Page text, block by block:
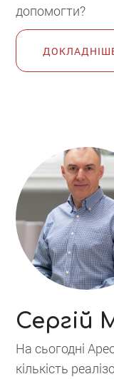
допомогти?
Сергій
На сьогодні
кількість